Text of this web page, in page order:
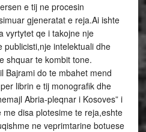
e tij ne procesin
gjeneratat e reja.Ai ishte
vyrtytet qe i takojne nje
intelektuali dhe
shquar te kombit tone.
Bajrami do te mbahet mend
librin e tij monografik dhe
Abria-pleqnar i Kosoves” i
disa plotesime te reja,eshte
ne veprimtarine botuese